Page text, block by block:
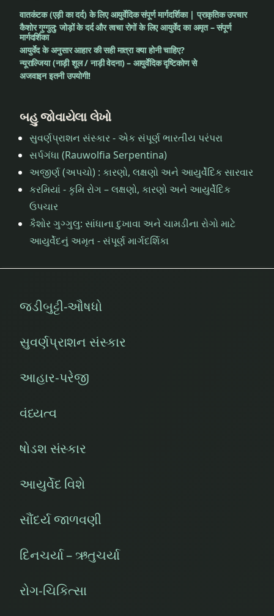
वातकंटक (एड़ी का दर्द) के लिए आयुर्वेदिक संपूर्ण मार्गदर्शिका | प्राकृतिक उपचार
कैशोर गुग्गुलु: जोड़ों के दर्द और त्वचा रोगों के लिए आयुर्वेद का अमृत – संपूर्ण
मार्गदर्शिका
आयुर्वेद के अनुसार आहार की सही मात्रा क्या होनी चाहिए?
न्यूराल्जिया (नाड़ी शूल / नाड़ी वेदना) – आयुर्वेदिक दृष्टिकोण से
अजवाइन इतनी उपयोगी!
બહુ જોવાયેલા લેખો
સુવર્ણપ્રાશન સંસ્કાર - એક સંપૂર્ણ ભારતીય પરંપરા
સર્પગંધા (Rauwolfia Serpentina)
અજીર્ણ (અપચો) : કારણો, લક્ષણો અને આયુર્વેદિક સારવાર
કરમિયાં - કૃમિ રોગ – લક્ષણો, કારણો અને આયુર્વેદિક
ઉપચાર
કૈશોર ગુગ્ગુલુ: સાંધાના દુખાવા અને ચામડીના રોગો માટે
આયુર્વેદનું અમૃત - સંપૂર્ણ માર્ગદર્શિકા
જડીબુટ્ટી-ઔષધો
સુવર્ણપ્રાશન સંસ્કાર
આહાર-પરેજી
વંધ્યત્વ
ષોડશ સંસ્કાર
આયુર્વેદ વિશે
સૌંદર્ય જાળવણી
દિનચર્યા – ઋતુચર્યા
રોગ-ચિકિત્સા